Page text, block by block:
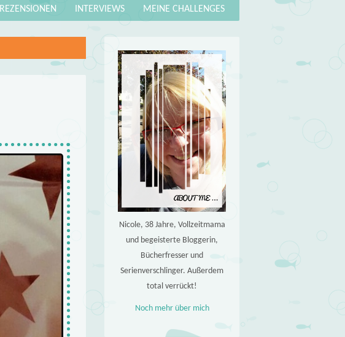
MEINE CHALLENGES
INTERVIEWS
REZENSIONEN
Nicole, 38 Jahre, Vollzeitmama
und begeisterte Bloggerin,
Bücherfresser und
Serienverschlinger. Außerdem
total verrückt!
Noch mehr über mich